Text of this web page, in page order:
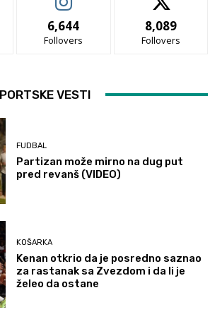
6,644
Follovers
8,089
Follovers
VESTI
FUDBAL
Partizan može mirno na dug put
pred revanš (VIDEO)
KOŠARKA
Kenan otkrio da je posredno saznao
za rastanak sa Zvezdom i da li je
želeo da ostane